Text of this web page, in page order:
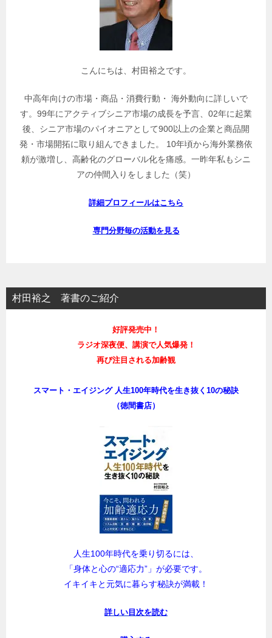
こんにちは、村田裕之です。
中高年向けの市場・商品・消費行動・ 海外動向に詳しいで
す。99年にアクティブシニア市場の成長を予言、02年に起業
後、シニア市場のパイオニアとして900以上の企業と商品開
発・市場開拓に取り組んできました。 10年頃から海外業務依
頼が激増し、高齢化のグローバル化を痛感。一昨年私もシニ
アの仲間入りをしました（笑）
詳細プロフィールはこちら
専門分野毎の活動を見る
村田裕之 著書のご紹介
好評発売中！
ラジオ深夜便、講演で人気爆発！
再び注目される加齢観
スマート・エイジング 人生100年時代を生き抜く10の秘訣
（徳間書店）
人生100年時代を乗り切るには、
「身体と心の“適応力”」が必要です。
イキイキと元気に暮らす秘訣が満載！
詳しい目次を読む